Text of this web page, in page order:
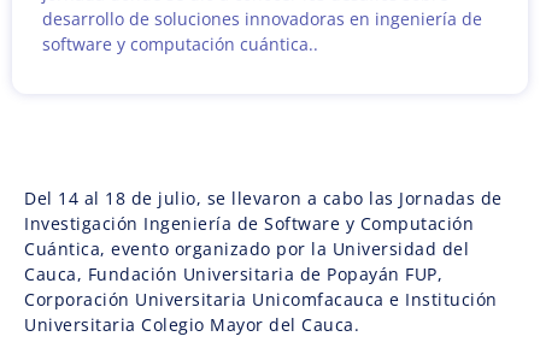
desarrollo de soluciones innovadoras en ingeniería de
software y computación cuántica..
Del 14 al 18 de julio, se llevaron a cabo las Jornadas de
Investigación Ingeniería de Software y Computación
Cuántica, evento organizado por la Universidad del
Cauca, Fundación Universitaria de Popayán FUP,
Corporación Universitaria Unicomfacauca e Institución
Universitaria Colegio Mayor del Cauca.